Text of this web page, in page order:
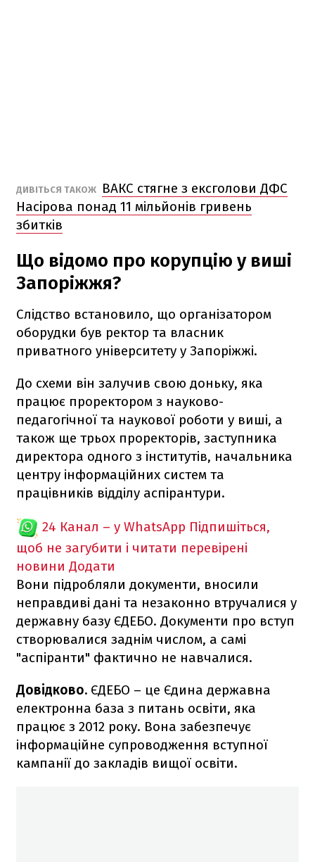
ДИВІТЬСЯ ТАКОЖ
ВАКС стягне з ексголови ДФС
Насірова понад 11 мільйонів гривень
збитків
Що відомо про корупцію у виші
Запоріжжя?
Слідство встановило, що організатором
оборудки був ректор та власник
приватного університету у Запоріжжі.
До схеми він залучив свою доньку, яка
працює проректором з науково-
педагогічної та наукової роботи у виші, а
також ще трьох проректорів, заступника
директора одного з інститутів, начальника
центру інформаційних систем та
працівників відділу аспірантури.
24 Канал – у WhatsApp Підпишіться,
щоб не загубити і читати перевірені
новини Додати
Вони підробляли документи, вносили
неправдиві дані та незаконно втручалися у
державну базу ЄДЕБО. Документи про вступ
створювалися заднім числом, а самі
"аспіранти" фактично не навчалися.
Довідково. ЄДЕБО – це Єдина державна
електронна база з питань освіти, яка
працює з 2012 року. Вона забезпечує
інформаційне супроводження вступної
кампанії до закладів вищої освіти.